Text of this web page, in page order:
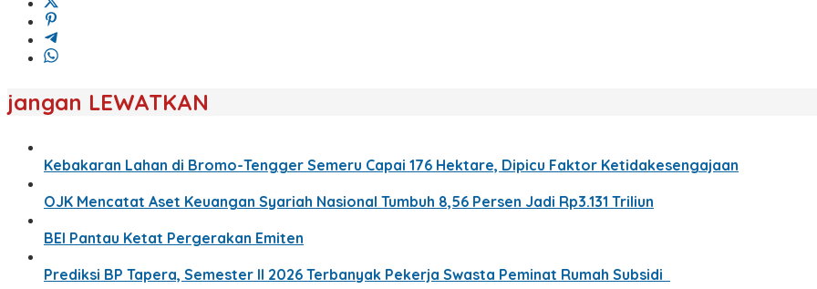
jangan LEWATKAN
Kebakaran Lahan di Bromo-Tengger Semeru Capai 176 Hektare, Dipicu Faktor Ketidakesengajaan
OJK Mencatat Aset Keuangan Syariah Nasional Tumbuh 8,56 Persen Jadi Rp3.131 Triliun
BEI Pantau Ketat Pergerakan Emiten
Prediksi BP Tapera, Semester II 2026 Terbanyak Pekerja Swasta Peminat Rumah Subsidi